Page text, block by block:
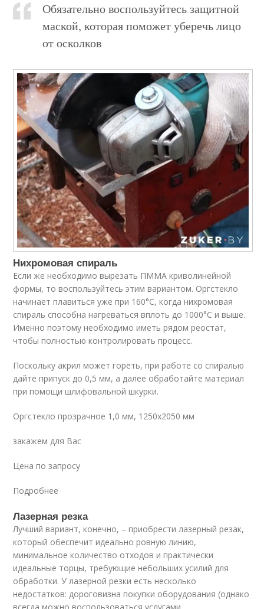
Обязательно воспользуйтесь защитной
маской, которая поможет уберечь лицо
от осколков
Нихромовая спираль
Если же необходимо вырезать ПММА криволинейной
формы, то воспользуйтесь этим вариантом. Оргстекло
начинает плавиться уже при 160°С, когда нихромовая
спираль способна нагреваться вплоть до 1000°С и выше.
Именно поэтому необходимо иметь рядом реостат,
чтобы полностью контролировать процесс.
Поскольку акрил может гореть, при работе со спиралью
дайте припуск до 0,5 мм, а далее обработайте материал
при помощи шлифовальной шкурки.
Оргстекло прозрачное 1,0 мм, 1250х2050 мм
закажем для Вас
Цена по запросу
Подробнее
Лазерная резка
Лучший вариант, конечно, – приобрести лазерный резак,
который обеспечит идеально ровную линию,
минимальное количество отходов и практически
идеальные торцы, требующие небольших усилий для
обработки. У лазерной резки есть несколько
недостатков: дороговизна покупки оборудования (однако